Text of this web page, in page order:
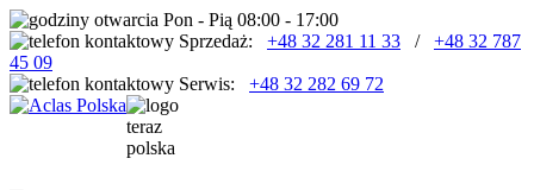
Pon - Pią 08:00 - 17:00
Sprzedaż: +48 32 281 11 33 / +48 32 787
45 09
Serwis: +48 32 282 69 72